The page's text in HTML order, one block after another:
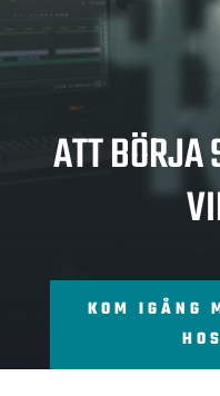
ATT BÖRJA
KOM IGÅNG